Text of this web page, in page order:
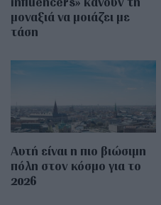
μοναξιά να μοιάζει με
τάση
Αυτή είναι η πιο βιώσιμη
πόλη στον κόσμο για το
2026